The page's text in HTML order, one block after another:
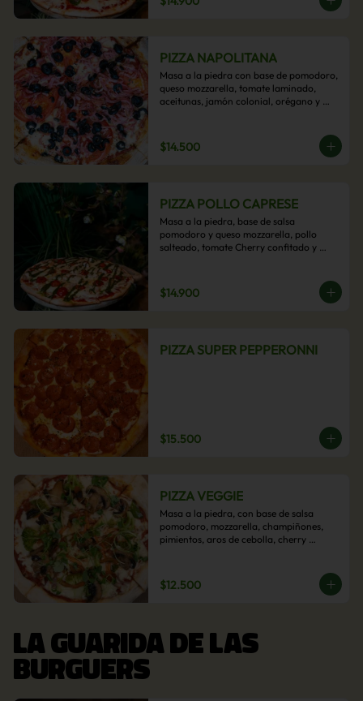
PIZZA NAPOLITANA
Masa a la piedra con base de pomodoro,
queso mozzarella, tomate laminado,
aceitunas, jamón colonial, orégano y
$14.500
PIZZA POLLO CAPRESE
Masa a la piedra, base de salsa
pomodoro y queso mozzarella, pollo
salteado, tomate Cherry confitado y
$14.900
PIZZA SUPER PEPPERONNI
$15.500
PIZZA VEGGIE
Masa a la piedra, con base de salsa
pomodoro, mozzarella, champiñones,
pimientos, aros de cebolla, cherry
$12.500
LA GUARIDA DE LAS
BURGUERS